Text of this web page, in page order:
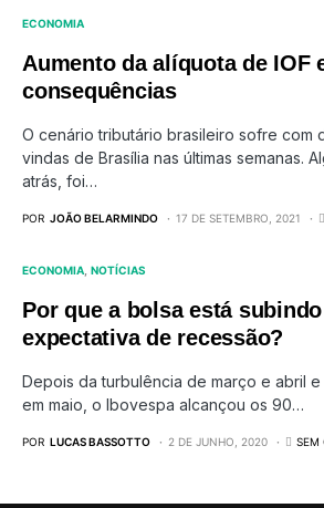
ECONOMIA
Aumento da alíquota de IOF
consequências
O cenário tributário brasileiro sofre com
vindas de Brasília nas últimas semanas.
atrás, foi…
POR JOÃO BELARMINDO 17 DE SETEMBRO, 2021
ECONOMIA NOTÍCIAS
Por que a bolsa está
expectativa de recessão?
Depois da turbulência de março e abril
em maio, o Ibovespa alcançou os 90…
POR LUCAS BASSOTTO 2 DE JUNHO, 2020 SEM